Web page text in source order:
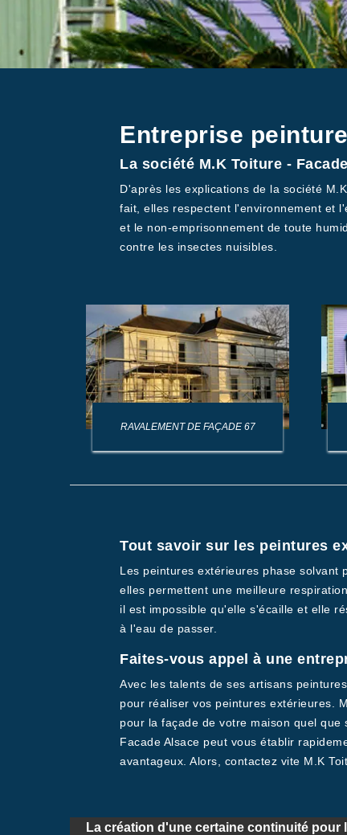
Entreprise
La société M.K Toiture -
D'après les explications de la société
fait, elles respectent l'environnement et
et le non-emprisonnement de toute
contre les insectes nuisibles.
RAVALEMENT DE FAÇADE 67
Tout savoir sur les peintures
Les peintures extérieures phase solvant
elles permettent une meilleure
il est impossible qu'elle s'écaille et elle
à l'eau de passer.
Faites-vous appel à une
Avec les talents de ses artisans
pour réaliser vos peintures extérieures.
pour la façade de votre maison quel
Facade Alsace peut vous établir
avantageux. Alors, contactez vite M.K
La création d'une certaine continuité pour